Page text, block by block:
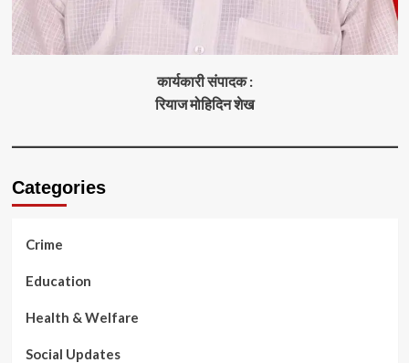
कार्यकारी संपादक :
रियाज मोहिदिन शेख
Categories
Crime
Education
Health & Welfare
Social Updates